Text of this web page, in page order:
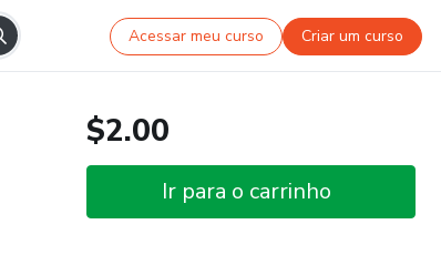
Acessar meu curso Criar um curso
$2.00
Ir para o carrinho